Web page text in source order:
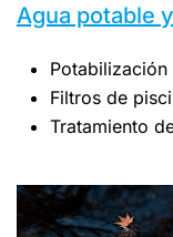
Agua potable
Potabilización
Filtros de
Tratamiento